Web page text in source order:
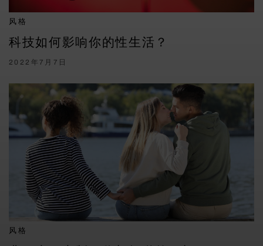
风格
科技如何影响你的性生活？
2022年7月7日
风格